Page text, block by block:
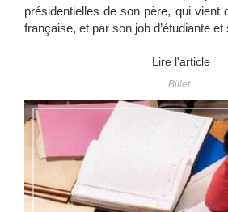
présidentielles de son père, qui vient
française, et par son job d’étudiante
Lire l'article
Billet